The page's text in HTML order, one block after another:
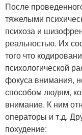
После
тяжелыми
психоза и
реальностью. Их
того что
психологической
фокуса внимания,
способом людям,
внимание. К ним
операторы и т.д.
похудение: